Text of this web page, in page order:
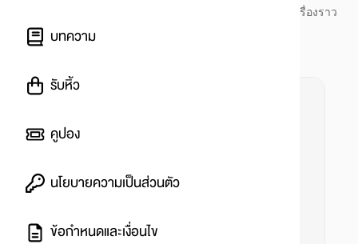
บทความ
รับหิ้ว
คูปอง
นโยบายความเป็นส่วนตัว
ข้อกำหนดและเงื่อนไข
ปันโปร PUNPRO ที่ 1 ด้านโปรโมชัน อัปเดตและติดตามทุกเรื่องราว
โปรโมชัน